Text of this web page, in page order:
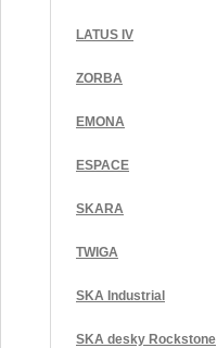
LATUS IV
ZORBA
EMONA
ESPACE
SKARA
TWIGA
SKA Industrial
SKA desky Rockstone